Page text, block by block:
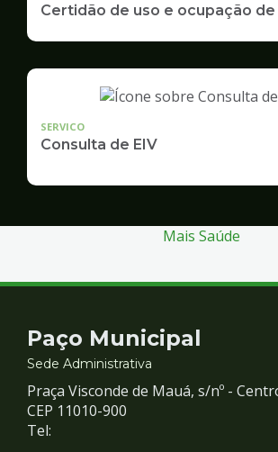
Certidão de uso e ocupação de
SERVICO
Consulta de EIV
Mais Saúde
Contato
e
Redes
Paço Municipal
Sede Administrativa
Praça Visconde de Mauá, s/nº -
CEP 11010-900
Tel: